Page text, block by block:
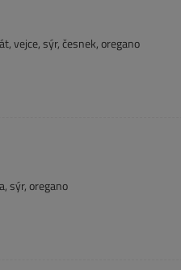
vejce, sýr, česnek, oregano
sýr, oregano